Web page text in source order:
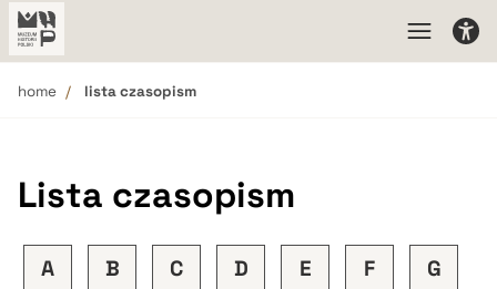
home lista czasopism
Lista czasopism
A B C D E F G